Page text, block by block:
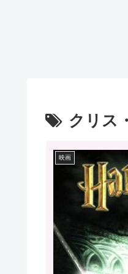
クリス
映画